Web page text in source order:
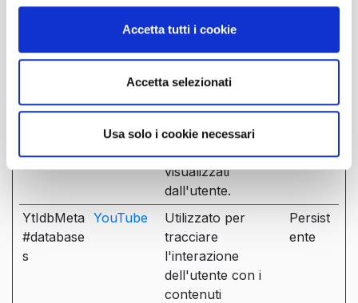
Accetta tutti i cookie
Accetta selezionati
Usa solo i cookie necessari
dell'utente su
pagine con video
YouTube integrati.
YouTube
Registra un ID
statistiche legate a
quali video
YouTube sono stati
visualizzati
dall'utente.
YtIdbMeta
#database
s
YouTube
Utilizzato per
tracciare
l'interazione
dell'utente con i
contenuti
Persist
ente